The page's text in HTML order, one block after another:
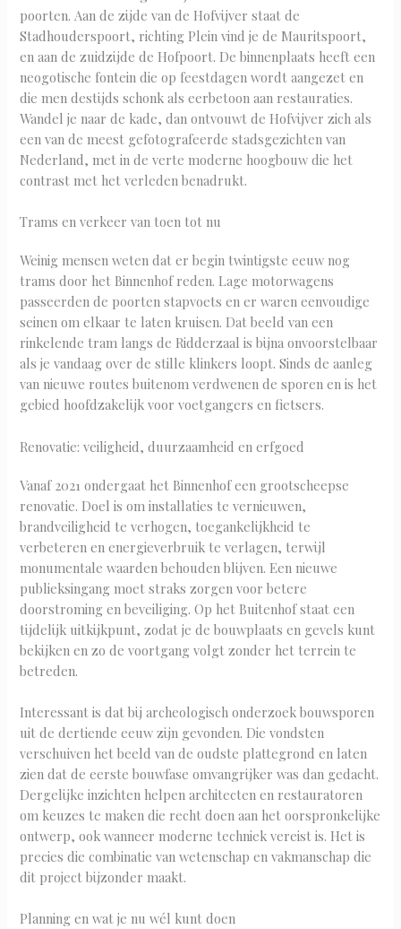
poorten. Aan de zijde van de Hofvijver staat de
Stadhouderspoort, richting Plein vind je de Mauritspoort,
en aan de zuidzijde de Hofpoort. De binnenplaats heeft een
neogotische fontein die op feestdagen wordt aangezet en
die men destijds schonk als eerbetoon aan restauraties.
Wandel je naar de kade, dan ontvouwt de Hofvijver zich als
een van de meest gefotografeerde stadsgezichten van
Nederland, met in de verte moderne hoogbouw die het
contrast met het verleden benadrukt.
Trams en verkeer van toen tot nu
Weinig mensen weten dat er begin twintigste eeuw nog
trams door het Binnenhof reden. Lage motorwagens
passeerden de poorten stapvoets en er waren eenvoudige
seinen om elkaar te laten kruisen. Dat beeld van een
rinkelende tram langs de Ridderzaal is bijna onvoorstelbaar
als je vandaag over de stille klinkers loopt. Sinds de aanleg
van nieuwe routes buitenom verdwenen de sporen en is het
gebied hoofdzakelijk voor voetgangers en fietsers.
Renovatie: veiligheid, duurzaamheid en erfgoed
Vanaf 2021 ondergaat het Binnenhof een grootscheepse
renovatie. Doel is om installaties te vernieuwen,
brandveiligheid te verhogen, toegankelijkheid te
verbeteren en energieverbruik te verlagen, terwijl
monumentale waarden behouden blijven. Een nieuwe
publieksingang moet straks zorgen voor betere
doorstroming en beveiliging. Op het Buitenhof staat een
tijdelijk uitkijkpunt, zodat je de bouwplaats en gevels kunt
bekijken en zo de voortgang volgt zonder het terrein te
betreden.
Interessant is dat bij archeologisch onderzoek bouwsporen
uit de dertiende eeuw zijn gevonden. Die vondsten
verschuiven het beeld van de oudste plattegrond en laten
zien dat de eerste bouwfase omvangrijker was dan gedacht.
Dergelijke inzichten helpen architecten en restauratoren
om keuzes te maken die recht doen aan het oorspronkelijke
ontwerp, ook wanneer moderne techniek vereist is. Het is
precies die combinatie van wetenschap en vakmanschap die
dit project bijzonder maakt.
Planning en wat je nu wél kunt doen